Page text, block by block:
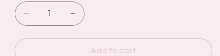
Decrease
quantity
for
Increase
quantity
for
GUERLAIN
Add to cart